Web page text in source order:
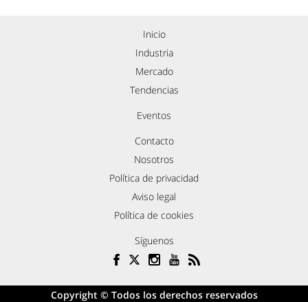
Inicio
Industria
Mercado
Tendencias
Eventos
Contacto
Nosotros
Política de privacidad
Aviso legal
Política de cookies
Síguenos
Copyright © Todos los derechos reservados